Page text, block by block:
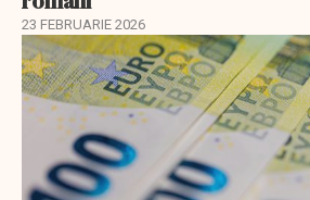
23 FEBRUARIE 2026